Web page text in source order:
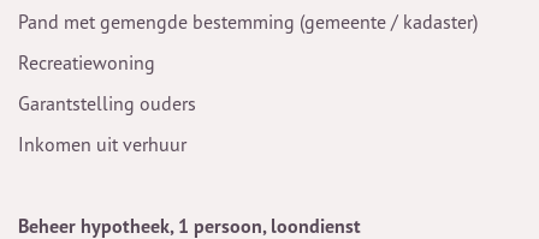
Pand met gemengde bestemming (gemeente / kadaster)
Recreatiewoning
Garantstelling ouders
Inkomen uit verhuur
Beheer hypotheek, 1 persoon, loondienst